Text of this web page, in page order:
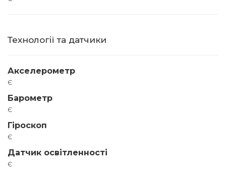
Технології та датчики
Акселерометр
є
Барометр
є
Гіроскоп
є
Датчик освітленності
є